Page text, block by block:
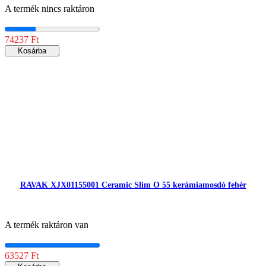
A termék nincs raktáron
74237 Ft
Kosárba
RAVAK XJX01155001 Ceramic Slim O 55 kerámiamosdó fehér
A termék raktáron van
63527 Ft